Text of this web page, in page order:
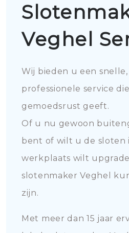
Veghel
Wij bieden u een
professionele service
gemoedsrust geeft.
Of u nu gewoon
bent of wilt u de sloten
werkplaats wilt
slotenmaker Veghel
zijn.
Met meer dan 15 jaar